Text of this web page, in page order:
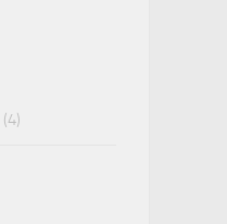
(4)